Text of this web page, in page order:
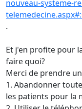
nouveau-systeme-
.
Et j'en profite pour
faire quoi?
Merci de prendre
1. Abandonner
les patients pour la